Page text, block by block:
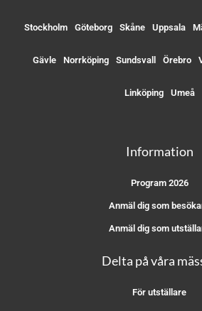
Stockholm Göteborg Skåne Uppsala
Gävle Norrköping Sundsvall Örebro
Linköping Umeå
Information
Program 2026
Anmäl dig som
Anmäl dig som
Delta på våra
För utställare